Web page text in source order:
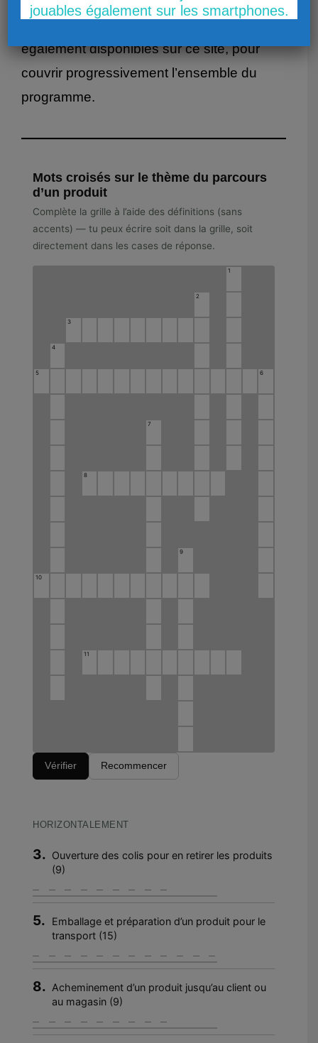
également disponibles sur ce site, pour
couvrir progressivement l’ensemble du
programme.
Mots croisés sur le thème du parcours
d’un produit
Complète la grille à l’aide des définitions (sans
accents) — tu peux écrire soit dans la grille, soit
directement dans les cases de réponse.
1
2
3
4
5 6
7
8
9
10
11
Vérifier Recommencer
HORIZONTALEMENT
3. Ouverture des colis pour en retirer les produits
(9)
5.
Emballage et préparation d’un produit pour le
transport (15)
8. Acheminement d’un produit jusqu’au client ou
au magasin (9)
jouables également sur les smartphones.